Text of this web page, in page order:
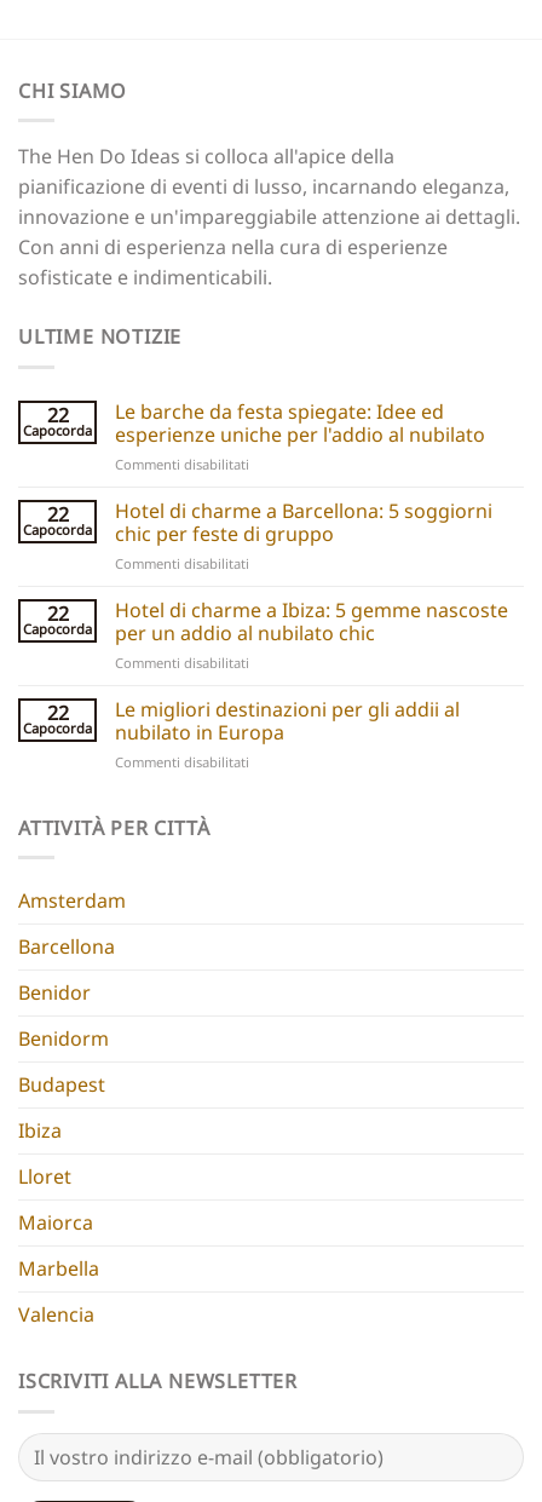
CHI SIAMO
The Hen Do Ideas si colloca all'apice della
pianificazione di eventi di lusso, incarnando eleganza,
innovazione e un'impareggiabile attenzione ai dettagli.
Con anni di esperienza nella cura di esperienze
sofisticate e indimenticabili.
ULTIME NOTIZIE
22
Capocorda
Le barche da festa spiegate: Idee ed
esperienze uniche per l'addio al nubilato
Commenti disabilitati
boats
explained:
Unique
ideas
and
22
Capocorda
Hotel di charme a Barcellona: 5 soggiorni
chic per feste di gruppo
Commenti disabilitati
Boutique
Hotels:
5
for
Group
Parties
22
Capocorda
Hotel di charme a Ibiza: 5 gemme nascoste
per un addio al nubilato chic
Commenti disabilitati
Boutique
Hotels:
5
22
Capocorda
Le migliori destinazioni per gli addii al
nubilato in Europa
Commenti disabilitati
ATTIVITÀ PER CITTÀ
Amsterdam
Barcellona
Benidor
Benidorm
Budapest
Ibiza
Lloret
Maiorca
Marbella
Valencia
ISCRIVITI ALLA NEWSLETTER